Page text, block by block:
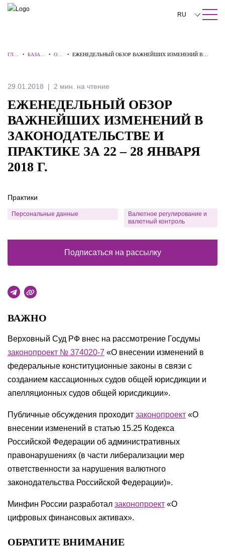
ПОИСК ПО САЙТУ Закрыть
RU
中文
Italiano
Français
Türkçe
ГЛА
•БАЗА
• ОБЗ
• ЕЖЕНЕДЕЛЬНЫЙ ОБЗОР ВАЖНЕЙШИХ ИЗМЕНЕНИЙ В
29.01.2018 2 мин. на чтение
ЕЖЕНЕДЕЛЬНЫЙ ОБЗОР
ВАЖНЕЙШИХ ИЗМЕНЕНИЙ В
ЗАКОНОДАТЕЛЬСТВЕ И
ПРАКТИКЕ ЗА 22 – 28 ЯНВАРЯ
2018 Г.
ВАЖНО
Верховный Суд РФ внес на рассмотрение Госдумы
законопроект № 374020-7 «О внесении изменений в
федеральные конституционные законы в связи с
созданием кассационных судов общей юрисдикции и
апелляционных судов общей юрисдикции».
Публичные обсуждения проходит законопроект «О
внесении изменений в статью 15.25 Кодекса
Российской Федерации об административных
правонарушениях (в части либерализации мер
ответственности за нарушения валютного
законодательства Российской Федерации)».
Минфин России разработал законопроект «О
цифровых финансовых активах».
ОБРАТИТЕ ВНИМАНИЕ
Практики
Персональные данные
Валютное регулирование и
валютный контроль
Подписаться на рассылку